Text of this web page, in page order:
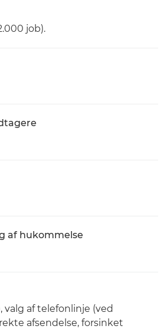
job).
af hukommelse
valg af telefonlinje (ved
afsendelse, forsinket